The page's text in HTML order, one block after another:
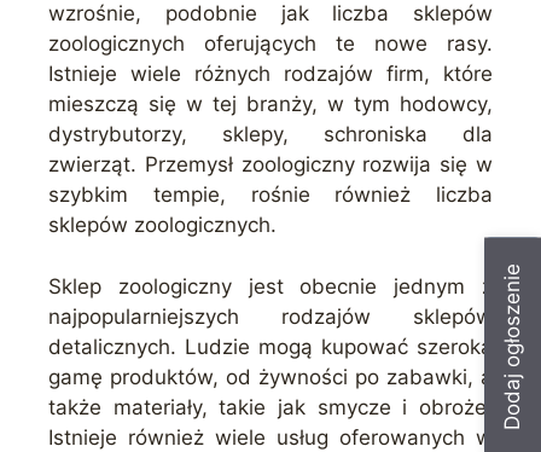
Dodaj ogłoszenie
wzrośnie, podobnie jak liczba sklepów
zoologicznych oferujących te nowe rasy.
Istnieje wiele różnych rodzajów firm, które
mieszczą się w tej branży, w tym hodowcy,
dystrybutorzy, sklepy, schroniska dla
zwierząt. Przemysł zoologiczny rozwija się w
szybkim tempie, rośnie również liczba
sklepów zoologicznych.
Sklep zoologiczny jest obecnie jednym z
najpopularniejszych rodzajów sklepów
detalicznych. Ludzie mogą kupować szeroką
gamę produktów, od żywności po zabawki, a
także materiały, takie jak smycze i obroże.
Istnieje również wiele usług oferowanych w